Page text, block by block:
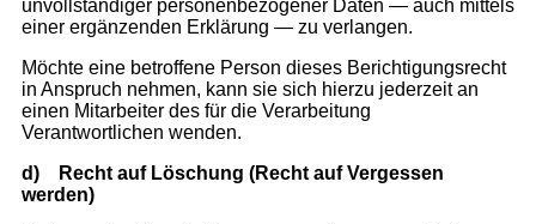
unvollständiger personenbezogener Daten — auch mittels
einer ergänzenden Erklärung — zu verlangen.
Möchte eine betroffene Person dieses Berichtigungsrecht
in Anspruch nehmen, kann sie sich hierzu jederzeit an
einen Mitarbeiter des für die Verarbeitung
Verantwortlichen wenden.
d)
Recht auf Löschung (Recht auf Vergessen
werden)